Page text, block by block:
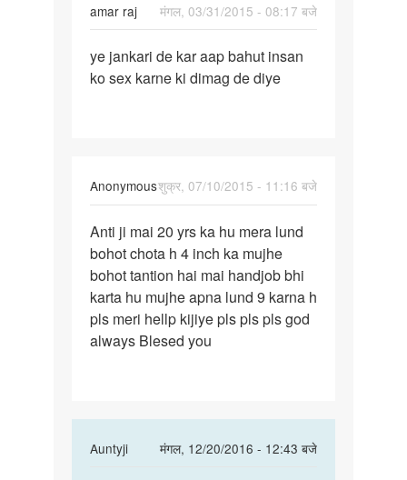
amar raj
मंगल, 03/31/2015 - 08:17 बजे
ye
jankari
ye jankari de kar aap bahut insan
ko sex karne ki dimag de diye
Anonymousशुक्र, 07/10/2015 - 11:16 बजे
Anti
ji
mai
20
yrs
ka
Anti ji mai 20 yrs ka hu mera lund
bohot chota h 4 inch ka mujhe
bohot tantion hai mai handjob bhi
karta hu mujhe apna lund 9 karna h
pls meri hellp kijiye pls pls pls god
always Blesed you
Auntyji
मंगल, 12/20/2016 - 12:43 बजे
In